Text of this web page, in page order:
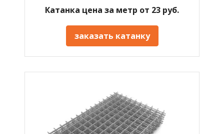
Катанка цена за метр от 23 руб.
заказать катанку